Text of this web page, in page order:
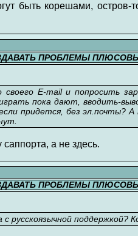
быть корешами, остров-
ПРОБЛЕМЫ
своего E-mail и попросить
пока дают, вводить-
придется, без эл.почты?
а не здесь.
ПРОБЛЕМЫ
русскоязычной поддержкой?